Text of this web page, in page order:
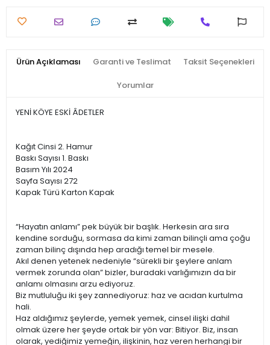
Ürün Açıklaması Garanti ve Teslimat Taksit Seçenekleri
Yorumlar
YENİ KÖYE ESKİ ÂDETLER
Kağıt Cinsi 2. Hamur
Baskı Sayısı 1. Baskı
Basım Yılı 2024
Sayfa Sayısı 272
Kapak Türü Karton Kapak
“Hayatın anlamı” pek büyük bir başlık. Herkesin ara sıra
kendine sorduğu, sormasa da kimi zaman bilinçli ama çoğu
zaman bilinç dışında hep aradığı temel bir mesele.
Akıl denen yetenek nedeniyle “sürekli bir şeylere anlam
vermek zorunda olan” bizler, buradaki varlığımızın da bir
anlamı olmasını arzu ediyoruz.
Biz mutluluğu iki şey zannediyoruz: haz ve acıdan kurtulma
hali.
Haz aldığımız şeylerde, yemek yemek, cinsel ilişki dahil
olmak üzere her şeyde ortak bir yön var: Bitiyor. Biz, insan
olarak, yediğimiz yemeğin, ilişkinin, haz veren herhangi bir